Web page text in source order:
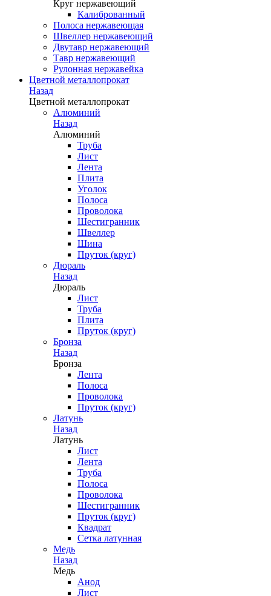
Круг нержавеющий
Калиброванный
Полоса нержавеющая
Швеллер нержавеющий
Двутавр нержавеющий
Тавр нержавеющий
Рулонная нержавейка
Цветной металлопрокат
Назад
Цветной металлопрокат
Алюминий
Назад
Алюминий
Труба
Лист
Лента
Плита
Уголок
Полоса
Проволока
Шестигранник
Швеллер
Шина
Пруток (круг)
Дюраль
Назад
Дюраль
Лист
Труба
Плита
Пруток (круг)
Бронза
Назад
Бронза
Лента
Полоса
Проволока
Пруток (круг)
Латунь
Назад
Латунь
Лист
Лента
Труба
Полоса
Проволока
Шестигранник
Пруток (круг)
Квадрат
Сетка латунная
Медь
Назад
Медь
Анод
Лист